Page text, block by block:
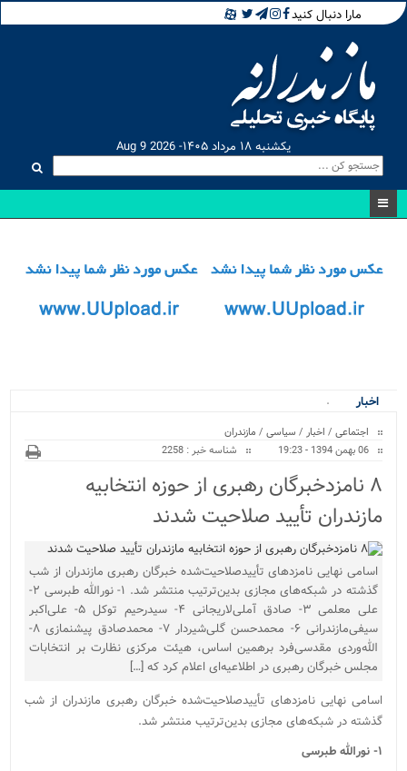
مارا دنبال کنید
یکشنبه ۱۸ مرداد ۱۴۰۵- Aug 9 2026
اخبار
مسابق_
اجتماعی / اخبار / سیاسی / مازندران
06 بهمن 1394 - 19:23
شناسه خبر : 2258
۸ نامزدخبرگان رهبری از حوزه انتخابیه
مازندران تأیید صلاحیت شدند
اسامی نهایی نامزدهای تأییدصلاحیت‌شده خبرگان رهبری مازندران از شب
گذشته در شبکه‌های مجازی بدین‌ترتیب منتشر شد. ۱- نورالله طبرسی ۲-
علی معلمی ۳- صادق آملی‌لاریجانی ۴- سیدرحیم توکل ۵- علی‌اکبر
سیفی‌مازندرانی ۶- محمدحسن گلی‌شیردار ۷- محمدصادق پیشنمازی ۸-
الله‌وردی مقدسی‌فرد برهمین اساس، هیئت مرکزی نظارت بر انتخابات
مجلس خبرگان رهبری در اطلاعیه‌ای اعلام کرد که […]
اسامی نهایی نامزدهای تأییدصلاحیت‌شده خبرگان رهبری مازندران از شب
گذشته در شبکه‌های مجازی بدین‌ترتیب منتشر شد.
۱- نورالله طبرسی